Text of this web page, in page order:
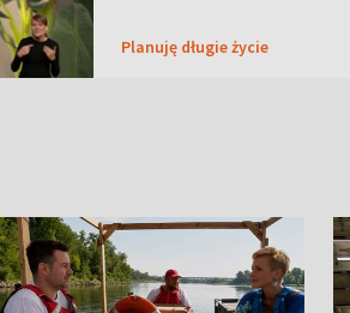
Planuję długie życie